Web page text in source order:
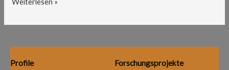
Profile
Forschungsprojekte